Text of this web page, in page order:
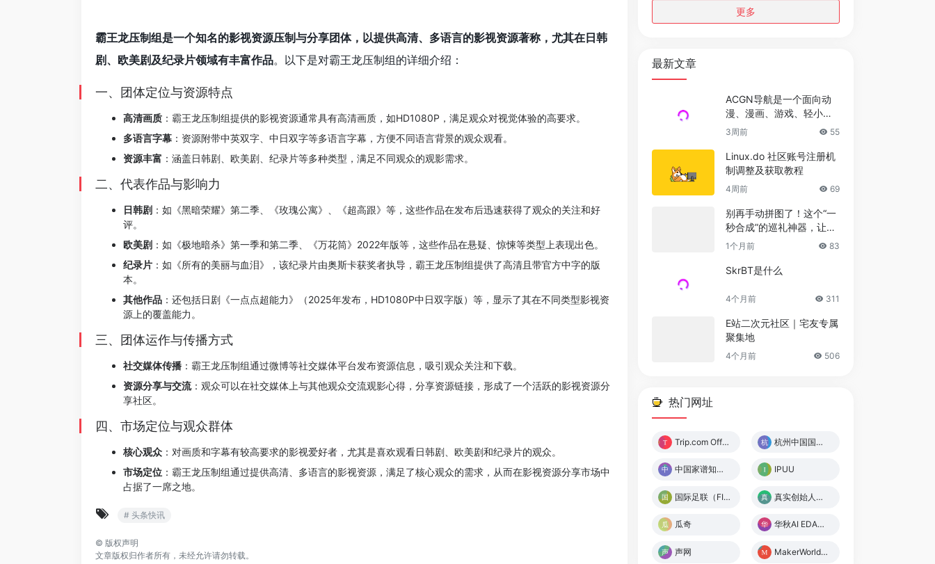
霸王龙压制组是一个知名的影视资源压制与分享团体，以提供高清、多语言的影视资源著称，尤其在日韩
剧、欧美剧及纪录片领域有丰富作品。以下是对霸王龙压制组的详细介绍：
一、团体定位与资源特点
高清画质 ：霸王龙压制组提供的影视资源通常具有高清画质，如HD1080P，满足观众对视觉体验的高要求。
多语言字幕 ：资源附带中英双字、中日双字等多语言字幕，方便不同语言背景的观众观看。
资源丰富 ：涵盖日韩剧、欧美剧、纪录片等多种类型，满足不同观众的观影需求。
二、代表作品与影响力
日韩剧 ：如《黑暗荣耀》第二季、《玫瑰公寓》、《超高跟》等，这些作品在发布后迅速获得了观众的关注和好
评。
欧美剧 ：如《极地暗杀》第一季和第二季、《万花筒》2022年版等，这些作品在悬疑、惊悚等类型上表现出色。
纪录片 ：如《所有的美丽与血泪》，该纪录片由奥斯卡获奖者执导，霸王龙压制组提供了高清且带官方中字的版
本。
其他作品 ：还包括日剧《一点点超能力》（2025年发布，HD1080P中日双字版）等，显示了其在不同类型影视资
源上的覆盖能力。
三、团体运作与传播方式
社交媒体传播 ：霸王龙压制组通过微博等社交媒体平台发布资源信息，吸引观众关注和下载。
资源分享与交流：观众可以在社交媒体上与其他观众交流观影心得，分享资源链接，形成了一个活跃的影视资源分
享社区。
四、市场定位与观众群体
核心观众 ：对画质和字幕有较高要求的影视爱好者，尤其是喜欢观看日韩剧、欧美剧和纪录片的观众。
市场定位 ：霸王龙压制组通过提供高清、多语言的影视资源，满足了核心观众的需求，从而在影视资源分享市场中
占据了一席之地。
# 头条快讯
© 版权声明
文章版权归作者所有，未经允许请勿转载。
更多
最新文章
ACGN导航是一个面向动
漫、漫画、游戏、轻小说
及二次元文化爱好者的垂
3周前 55
Linux.do 社区账号注册机
制调整及获取教程
4周前 69
别再手动拼图了！这个“一
秒合成”的巡礼神器，让修
图时间归零
1个月前 83
SkrBT是什么
4个月前 311
E站二次元社区｜宅友专属
聚集地
4个月前 506
热门网址
Trip.com Official Site‎‎ 杭州中国国际动漫节
中国家谱知识服务平台 IPUU
国际足联（FIFA） 真实创始人数据数据库
瓜奇 华秋AI EDA平台
声网 MakerWorld：免费下载 3D 模型